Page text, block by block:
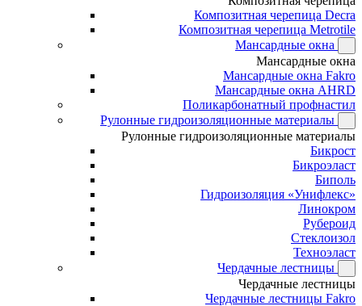
Композитная черепица Decra
Композитная черепица Metrotile
Мансардные окна
Мансардные окна
Мансардные окна Fakro
Мансардные окна AHRD
Поликарбонатный профнастил
Рулонные гидроизоляционные материалы
Рулонные гидроизоляционные материалы
Бикрост
Бикроэласт
Биполь
Гидроизоляция «Унифлекс»
Линокром
Рубероид
Стеклоизол
Техноэласт
Чердачные лестницы
Чердачные лестницы
Чердачные лестницы Fakro